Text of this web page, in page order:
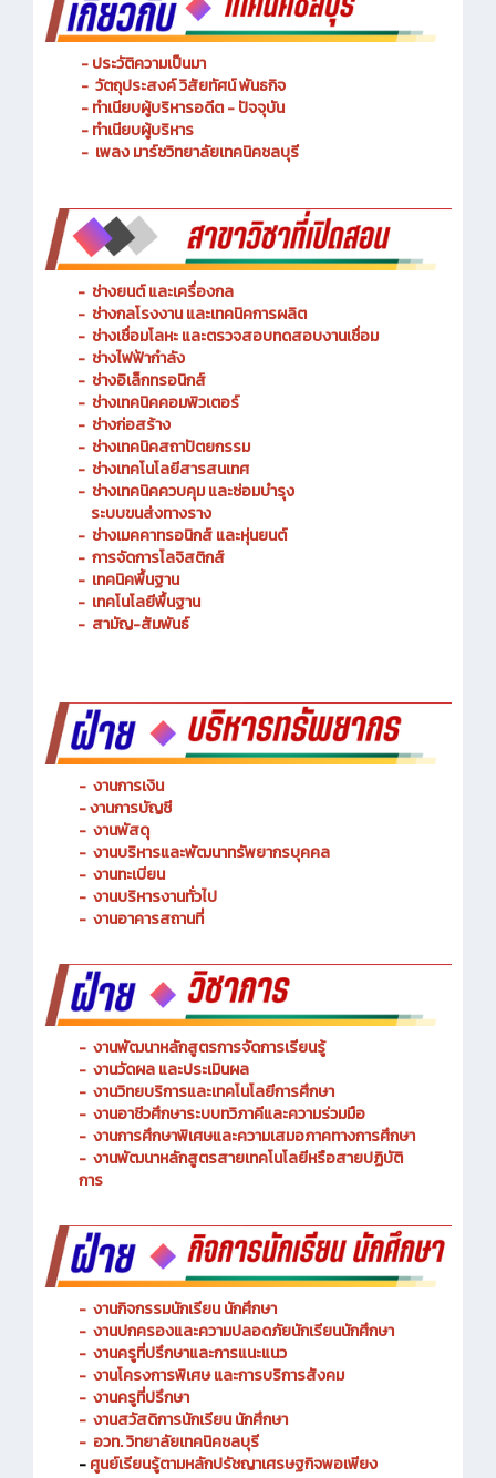
- ประวัติความเป็นมา
- วัตถุประสงค์ วิสัยทัศน์ พันธกิจ
- ทำเนียบผู้บริหารอดีต - ปัจจุบัน
- ทำเนียบผู้บริหาร
- เพลง มาร์ชวิทยาลัยเทคนิคชลบุรี
- ช่างยนต์ และเครื่องกล
- ช่างกลโรงงาน และเทคนิคการผลิต
- ช่างเชื่อมโลหะ และตรวจสอบทดสอบงานเชื่อม
- ช่างไฟฟ้ากำลัง
- ช่างอิเล็กทรอนิกส์
- ช่างเทคนิคคอมพิวเตอร์
- ช่างก่อสร้าง
- ช่างเทคนิคสถาปัตยกรรม
- ช่างเทคโนโลยีสารสนเทศ
- ช่างเทคนิคควบคุม และซ่อมบำรุง
ระบบขนส่งทางราง
- ช่างเมคคาทรอนิกส์ และหุ่นยนต์
- การจัดการโลจิสติกส์
- เทคนิคพื้นฐาน
- เทคโนโลยีพื้นฐาน
- สามัญ-สัมพันธ์
- งานการเงิน
-งานการบัญชี
- งานพัสดุ
- งานบริหารและพัฒนาทรัพยากรบุคคล
- งานทะเบียน
- งานบริหารงานทั่วไป
- งานอาคารสถานที่
- งานพัฒนาหลักสูตรการจัดการเรียนรู้
- งานวัดผล และประเมินผล
- งานวิทยบริการและเทคโนโลยีการศึกษา
- งานอาชีวศึกษาระบบทวิภาคีและความร่วมมือ
- งานการศึกษาพิเศษและความเสมอภาคทางการศึกษา
- งานพัฒนาหลักสูตรสายเทคโนโลยีหรือสายปฏิบัติ
การ
- งานกิจกรรมนักเรียน นักศึกษา
- งานปกครองและความปลอดภัยนักเรียนนักศึกษา
- งานครูที่ปรึกษาและการแนะแนว
- งานโครงการพิเศษ และการบริการสังคม
- งานครูที่ปรึกษา
- งานสวัสดิการนักเรียน นักศึกษา
- อวท. วิทยาลัยเทคนิคชลบุรี
-ศูนย์เรียนรู้ตามหลักปรัชญาเศรษฐกิจพอเพียง